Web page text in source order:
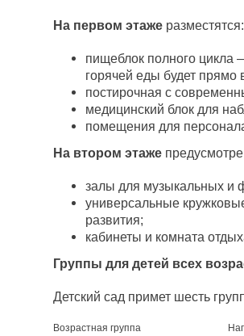
На первом этаже разместятся:
пищеблок полного цикла
горячей еды будет прямо
постирочная с
медицинский блок для
помещения для
На втором этаже
залы для музыкальных и
универсальные
развития;
кабинеты и комната
Группы для детей всех
Детский сад примет шесть
Возрастная группа